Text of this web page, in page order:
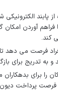
پابند
فراهم آوردن
کند.
فرصت می دهد
به تدریج برای
را برای
پرداخت دیون